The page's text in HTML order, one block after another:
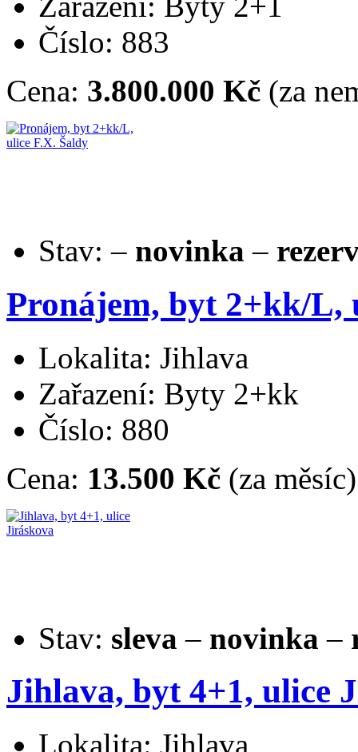
Číslo: 883
Cena: 3.800.000 Kč (za
Stav: – novinka –
Pronájem, byt 2+kk/L,
Lokalita: Jihlava
Zařazení: Byty 2+kk
Číslo: 880
Cena: 13.500 Kč (za měsíc)
Stav: sleva – novinka –
Jihlava, byt 4+1, ulice
Lokalita: Jihlava